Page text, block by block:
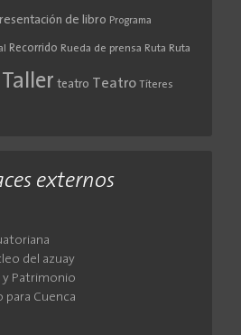
de libro Programa
Recorrido Rueda de prensa Ruta Ruta
Taller teatro Teatro Títeres
externos
del azuay
Patrimonio
para Cuenca